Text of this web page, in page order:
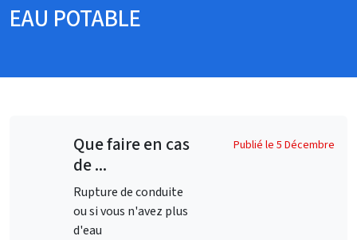
EAU POTABLE
Que faire en cas
de ...
Rupture de conduite
ou si vous n'avez plus
d'eau
Publié le 5 Décembre